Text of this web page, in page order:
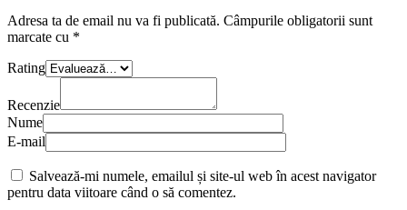
Adresa ta de email nu va fi publicată. Câmpurile obligatorii sunt
marcate cu *
Rating
Recenzie
Nume
E-mail
Salvează-mi numele, emailul și site-ul web în acest navigator
pentru data viitoare când o să comentez.